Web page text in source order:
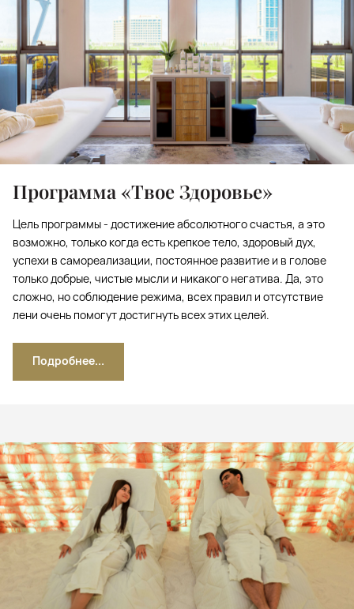
Программа «Твое Здоровье»
Цель программы - достижение абсолютного счастья, а это
возможно, только когда есть крепкое тело, здоровый дух,
успехи в самореализации, постоянное развитие и в голове
только добрые, чистые мысли и никакого негатива. Да, это
сложно, но соблюдение режима, всех правил и отсутствие
лени очень помогут достигнуть всех этих целей.
Подробнее...